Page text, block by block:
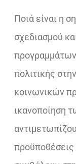
Ποιά είναι η
σχεδιασμού
πολιτικής
κοινωνικών
ικανοποίηση
προϋποθέσεις